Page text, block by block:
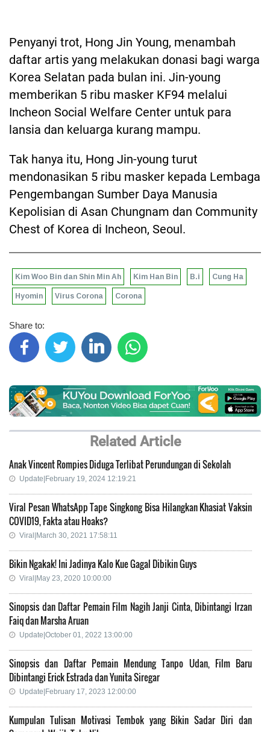
Penyanyi trot, Hong Jin Young, menambah
daftar artis yang melakukan donasi bagi warga
Korea Selatan pada bulan ini. Jin-young
memberikan 5 ribu masker KF94 melalui
Incheon Social Welfare Center untuk para
lansia dan keluarga kurang mampu.
Tak hanya itu, Hong Jin-young turut
mendonasikan 5 ribu masker kepada Lembaga
Pengembangan Sumber Daya Manusia
Kepolisian di Asan Chungnam dan Community
Chest of Korea di Incheon, Seoul.
Kim Woo Bin dan Shin Min Ah Kim Han Bin B.i Cung Ha
Hyomin Virus Corona Corona
Share to:
Related Article
Anak Vincent Rompies Diduga Terlibat Perundungan di Sekolah
Update|February 19, 2024 12:19:21
Viral Pesan WhatsApp Tape Singkong Bisa Hilangkan Khasiat Vaksin
COVID19, Fakta atau Hoaks?
Viral|March 30, 2021 17:58:11
Bikin Ngakak! Ini Jadinya Kalo Kue Gagal Dibikin Guys
Viral|May 23, 2020 10:00:00
Sinopsis dan Daftar Pemain Film Nagih Janji Cinta, Dibintangi Irzan
Faiq dan Marsha Aruan
Update|October 01, 2022 13:00:00
Sinopsis dan Daftar Pemain Mendung Tanpo Udan, Film Baru
Dibintangi Erick Estrada dan Yunita Siregar
Update|February 17, 2023 12:00:00
Kumpulan Tulisan Motivasi Tembok yang Bikin Sadar Diri dan